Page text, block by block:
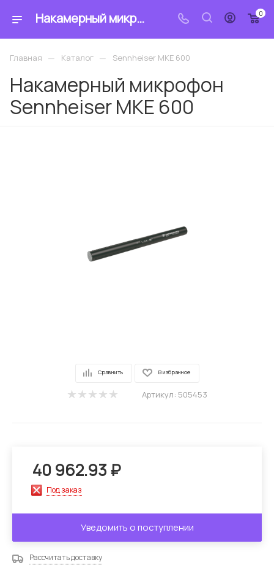
Накамерный микрофон Sennheiser MKE 600: купить по цене 39 054.72 ₽ в интернет-магазине «MrCable» 0
Главная — Каталог — Sennheiser MKE 600
Накамерный микрофон
Sennheiser MKE 600
В избранное
Сравнить
Артикул: 505453
40 962.93₽
Под заказ
Уведомить о поступлении
Рассчитать доставку